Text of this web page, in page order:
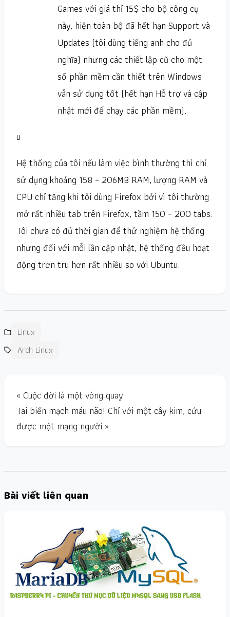
Games với giá thỉ 15$ cho bộ công cụ
này, hiện toàn bộ đã hết hạn Support và
Updates (tôi dùng tiếng anh cho đủ
nghĩa) nhưng các thiết lập cũ cho một
số phần mềm cần thiết trên Windows
vẫn sử dụng tốt (hết hạn Hỗ trợ và cập
nhật mới để chạy các phần mềm).
u
Hệ thống của tôi nếu làm việc bình thường thì chỉ
sử dụng khoảng 158 – 206MB RAM, lượng RAM và
CPU chỉ tăng khi tôi dùng Firefox bởi vì tôi thường
mở rất nhiều tab trên Firefox, tầm 150 – 200 tabs.
Tôi chưa có đủ thời gian để thử nghiệm hệ thống
nhưng đối với mỗi lần cập nhật, hệ thống đều hoạt
động trơn tru hơn rất nhiều so với Ubuntu.
Linux
Arch Linux
« Cuộc đời là một vòng quay
Tai biến mạch máu não! Chỉ với một cây kim, cứu
được một mạng người »
Bài viết liên quan